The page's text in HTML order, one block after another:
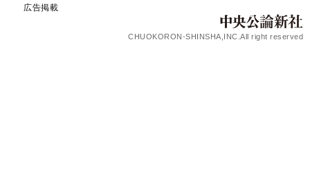
広告掲載
CHUOKORON-SHINSHA,INC.All right reserved